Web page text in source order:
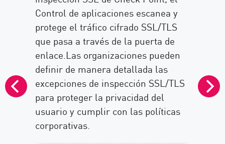
Control de aplicaciones escanea y
protege el tráfico cifrado SSL/TLS
que pasa a través de la puerta de
enlace.Las organizaciones pueden
definir de manera detallada las
excepciones de inspección SSL/TLS
para proteger la privacidad del
usuario y cumplir con las políticas
corporativas.